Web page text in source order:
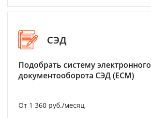
СЭД
Подобрать систему электронного
документооборота СЭД (ECM)
От 1 360 руб./месяц